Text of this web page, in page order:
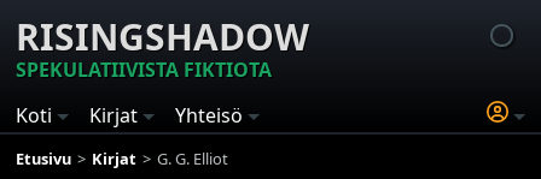
RISINGSHADOW
SPEKULATIIVISTA FIKTIOTA
Koti
Kirjat Yhteisö
Etusivu Kirjat G. G. Elliot